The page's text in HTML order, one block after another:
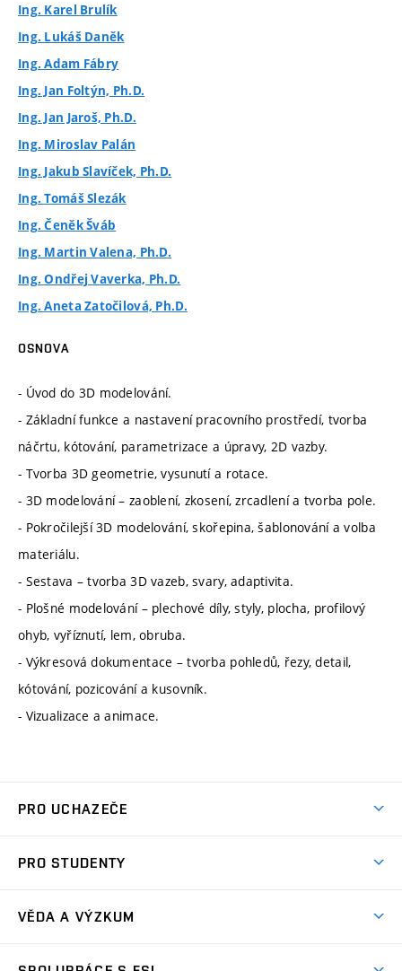
Ing. Karel Brulík
Ing. Lukáš Daněk
Ing. Adam Fábry
Ing. Jan Foltýn, Ph.D.
Ing. Jan Jaroš, Ph.D.
Ing. Miroslav Palán
Ing. Jakub Slavíček, Ph.D.
Ing. Tomáš Slezák
Ing. Čeněk Šváb
Ing. Martin Valena, Ph.D.
Ing. Ondřej Vaverka, Ph.D.
Ing. Aneta Zatočilová, Ph.D.
OSNOVA
- Úvod do 3D modelování.
- Základní funkce a nastavení pracovního prostředí, tvorba
náčrtu, kótování, parametrizace a úpravy, 2D vazby.
- Tvorba 3D geometrie, vysunutí a rotace.
- 3D modelování – zaoblení, zkosení, zrcadlení a tvorba pole.
- Pokročilejší 3D modelování, skořepina, šablonování a volba
materiálu.
- Sestava – tvorba 3D vazeb, svary, adaptivita.
- Plošné modelování – plechové díly, styly, plocha, profilový
ohyb, vyříznutí, lem, obruba.
- Výkresová dokumentace – tvorba pohledů, řezy, detail,
kótování, pozicování a kusovník.
- Vizualizace a animace.
PRO UCHAZEČE
Ambasadoři studia
PRO STUDENTY
Studijní předpisy
VĚDA A VÝZKUM